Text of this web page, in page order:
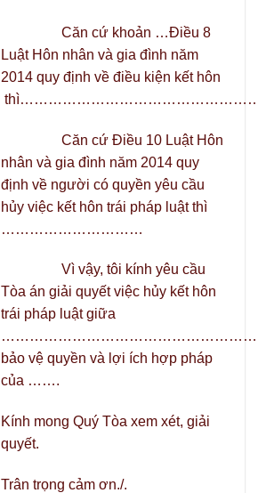
Căn cứ khoản …Điều 8
Luật Hôn nhân và gia đình năm
2014 quy định về điều kiện kết hôn
Căn cứ Điều 10 Luật Hôn
nhân và gia đình năm 2014 quy
định về người có quyền yêu cầu
hủy việc kết hôn trái pháp luật thì
…………………………
Vì vậy, tôi kính yêu cầu
Tòa án giải quyết việc hủy kết hôn
trái pháp luật giữa
bảo vệ quyền và lợi ích hợp pháp
của …….
Kính mong Quý Tòa xem xét, giải
quyết.
Trân trọng cảm ơn./.